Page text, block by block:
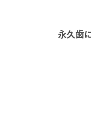
永久歯